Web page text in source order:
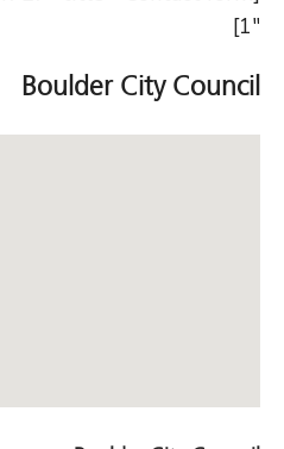
1″]
Boulder City Council